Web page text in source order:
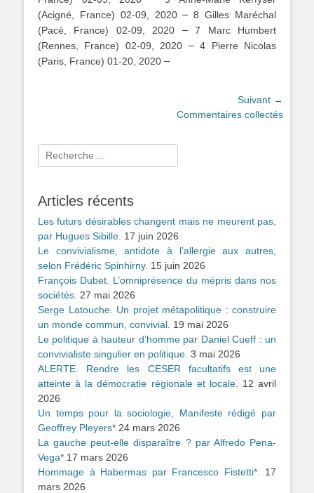
(Acigné, France) 02-09, 2020–8 Gilles Maréchal
(Pacé, France) 02-09, 2020 –7 Marc Humbert
(Rennes, France) 02-09, 2020 –4 Pierre Nicolas
(Paris, France) 01-20, 2020 –
Suivant →
ArticleCommentaires collectés
Rechercher :
Articles récents
Les futurs désirables changent mais ne meurent pas,
par Hugues Sibille. 17 juin 2026
Le convivialisme, antidote à l’allergie aux autres,
selon Frédéric Spinhirny. 15 juin 2026
François Dubet. L’omniprésence du mépris dans nos
sociétés. 27 mai 2026
Serge Latouche. Un projet métapolitique : construire
un monde commun, convivial. 19 mai 2026
Le politique à hauteur d’homme par Daniel Cueff : un
convivialiste singulier en politique. 3 mai 2026
ALERTE. Rendre les CESER facultatifs est une
atteinte à la démocratie régionale et locale.
12 avril
2026
Un temps pour la sociologie, Manifeste rédigé par
Geoffrey Pleyers* 24 mars 2026
La gauche peut-elle disparaître ? par Alfredo Pena-
Vega* 17 mars 2026
Hommage à Habermas par Francesco Fistetti*.
17
mars 2026